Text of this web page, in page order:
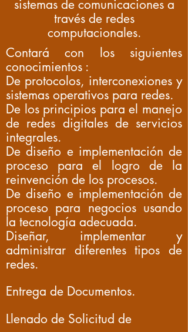
sistemas de comunicacionesa
través de redes
computacionales.
Contará con los siguientes
conocimientos :
De protocolos, interconexionesy
sistemas operativos para redes.
De los principios para el manejo
de redes digitales de servicios
integrales.
De diseño e implementación de
proceso para el logro de la
reinvención de los procesos.
De diseño e implementación de
proceso para negocios usando
la tecnología adecuada.
Diseñar, implementar y
administrar diferentes tipos de
redes.
Entrega de Documentos.
Llenado de Solicitud de